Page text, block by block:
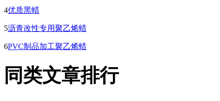
4优质黑蜡
5沥青改性专用聚乙烯蜡
6PVC制品加工聚乙烯蜡
同类文章排行